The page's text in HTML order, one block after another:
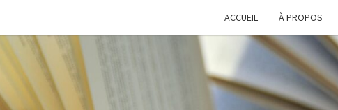
ACCUEIL À PROPOS